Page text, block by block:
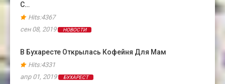
С…
Hits:4367
сен 08, 2019
НОВОСТИ
В Бухаресте Открылась Кофейня Для Мам
Hits:4331
апр 01, 2019
БУХАРЕСТ